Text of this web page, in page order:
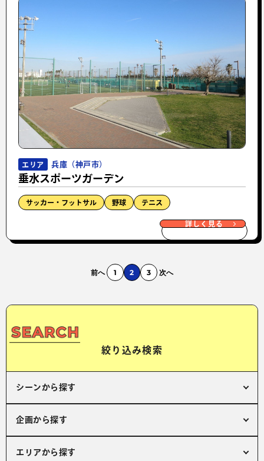
エリア 兵庫（神戸市）
垂水スポーツガーデン
サッカー・フットサル 野球 テニス
詳しく見る
前へ 1 2 3 次へ
絞り込み検索
シーンから探す
企画から探す
エリアから探す